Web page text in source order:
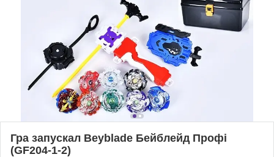
Гра запускал Beyblade Бейблейд Профі
(GF204-1-2)